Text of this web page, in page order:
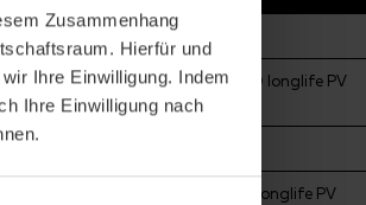
Zusammenhang
Hierfür und
Ihre Einwilligung. Indem
Ihre Einwilligung nach
DUO longlife ND extra, DUO longlife PV
ND extra
DUO longlife ND extra, DUO longlife PV